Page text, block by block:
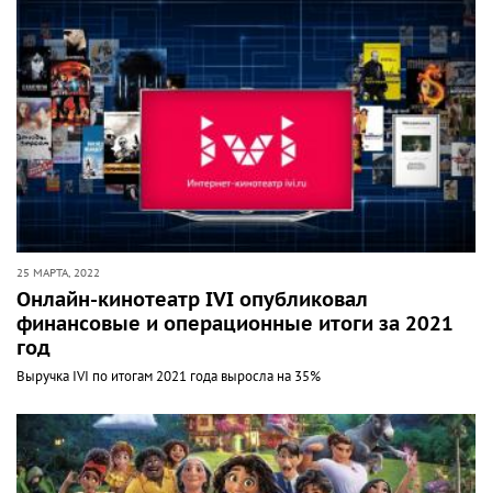
25 МАРТА, 2022
Онлайн-кинотеатр IVI опубликовал
финансовые и операционные итоги за 2021
год
Выручка IVI по итогам 2021 года выросла на 35%